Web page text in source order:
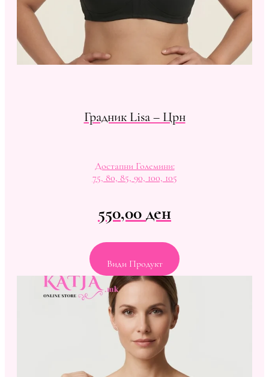
Градник Lisa – Црн
Достапни Големини:
75, 80, 85, 90, 100, 105
550,00ден
Види Продукт